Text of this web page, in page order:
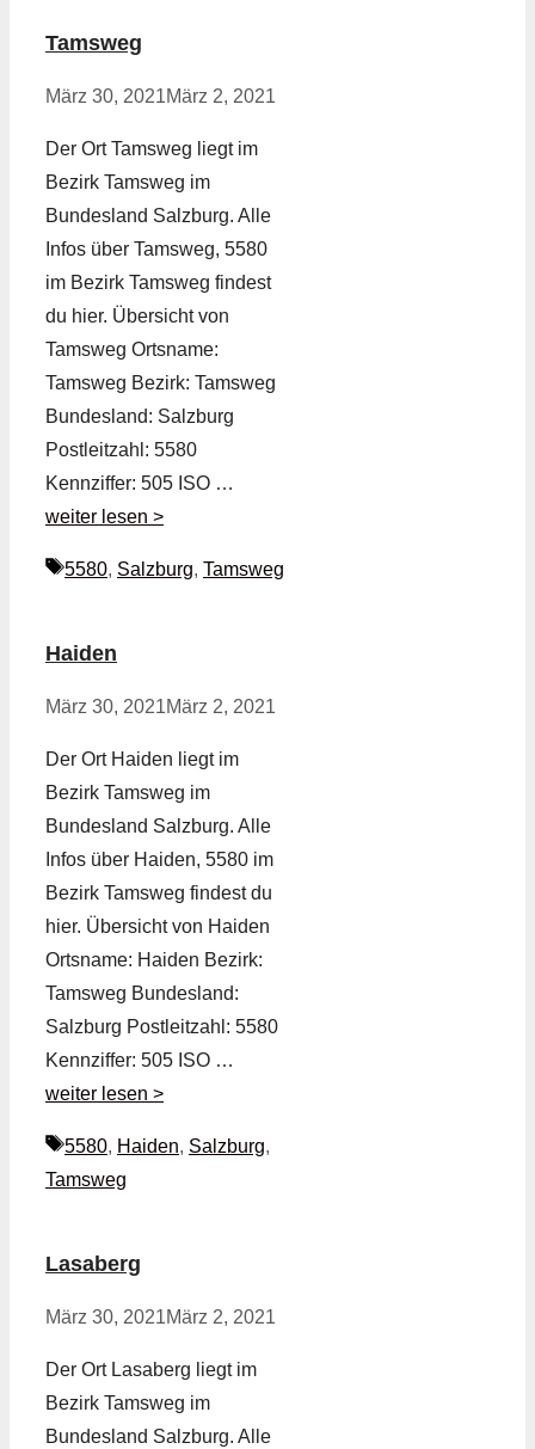
Tamsweg
März 30, 2021März 2, 2021
Der Ort Tamsweg liegt im
Bezirk Tamsweg im
Bundesland Salzburg. Alle
Infos über Tamsweg, 5580
im Bezirk Tamsweg findest
du hier. Übersicht von
Tamsweg Ortsname:
Tamsweg Bezirk: Tamsweg
Bundesland: Salzburg
Postleitzahl: 5580
Kennziffer: 505 ISO …
weiter lesen >
Schlagwörter
5580, Salzburg, Tamsweg
Haiden
März 30, 2021März 2, 2021
Der Ort Haiden liegt im
Bezirk Tamsweg im
Bundesland Salzburg. Alle
Infos über Haiden, 5580 im
Bezirk Tamsweg findest du
hier. Übersicht von Haiden
Ortsname: Haiden Bezirk:
Tamsweg Bundesland:
Salzburg Postleitzahl: 5580
Kennziffer: 505 ISO …
weiter lesen >
Schlagwörter
5580, Haiden, Salzburg,
Tamsweg
Lasaberg
März 30, 2021März 2, 2021
Der Ort Lasaberg liegt im
Bezirk Tamsweg im
Bundesland Salzburg. Alle